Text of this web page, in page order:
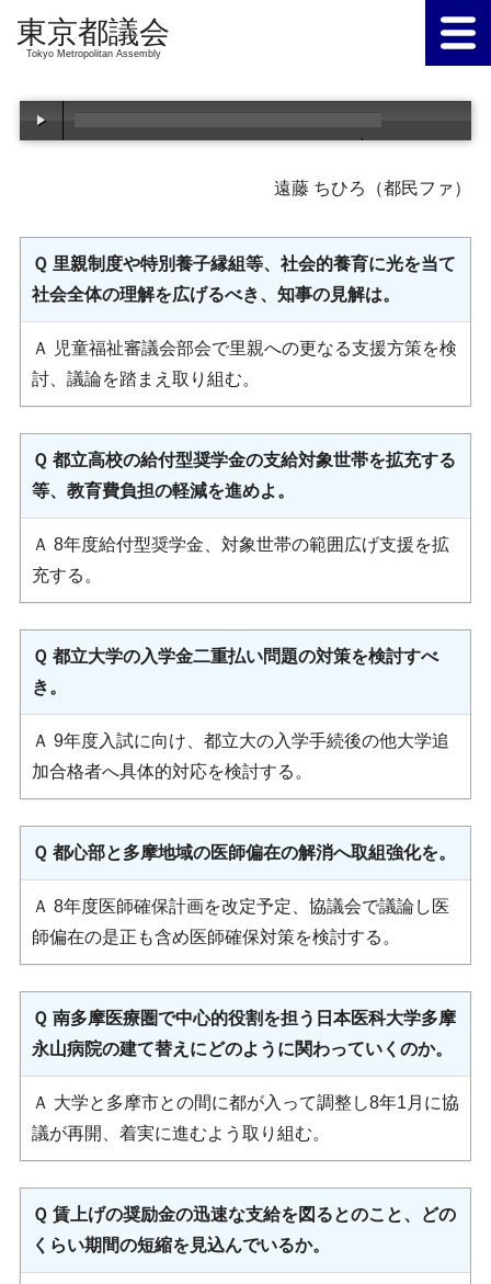
Tokyo Metropolitan Assembly
遠藤 ちひろ（都民ファ）
Ｑ 里親制度や特別養子縁組等、社会的養育に光を当て
社会全体の理解を広げるべき、知事の見解は。
Ａ 児童福祉審議会部会で里親への更なる支援方策を検
討、議論を踏まえ取り組む。
Ｑ 都立高校の給付型奨学金の支給対象世帯を拡充する
等、教育費負担の軽減を進めよ。
Ａ 8年度給付型奨学金、対象世帯の範囲広げ支援を拡
充する。
Ｑ 都立大学の入学金二重払い問題の対策を検討すべ
き。
Ａ 9年度入試に向け、都立大の入学手続後の他大学追
加合格者へ具体的対応を検討する。
Ｑ 都心部と多摩地域の医師偏在の解消へ取組強化を。
Ａ 8年度医師確保計画を改定予定、協議会で議論し医
師偏在の是正も含め医師確保対策を検討する。
Ｑ 南多摩医療圏で中心的役割を担う日本医科大学多摩
永山病院の建て替えにどのように関わっていくのか。
Ａ 大学と多摩市との間に都が入って調整し8年1月に協
議が再開、着実に進むよう取り組む。
Ｑ 賃上げの奨励金の迅速な支給を図るとのこと、どの
くらい期間の短縮を見込んでいるか。